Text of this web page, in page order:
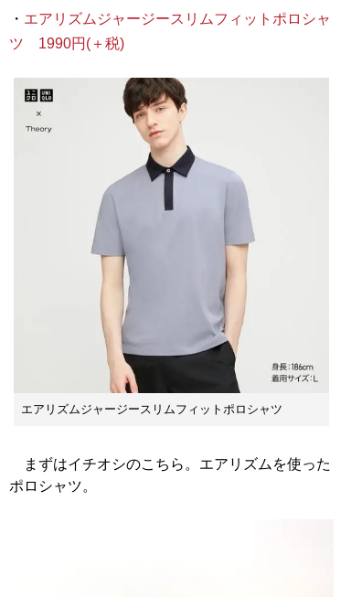
・ エアリズムジャージースリムフィットポロシャ
ツ 1990円(＋税)
エアリズムジャージースリムフィットポロシャツ
まずはイチオシのこちら。エアリズムを使った
ポロシャツ。